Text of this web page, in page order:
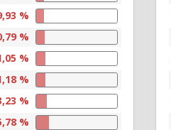
%
%
%
%
%
%